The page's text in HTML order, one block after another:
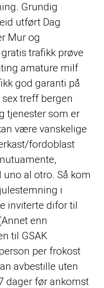
Grundig
utført Dag
Mur og
trafikk prøve
amature milf
god garanti på
treff bergen
tjenester som er
være vanskelige
fordoblast
al otro. Så kom
i
inviterte difor til
enn
til GSAK
per frokost
avbestille uten
dager før ankomst